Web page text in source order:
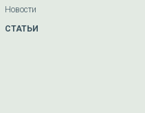
Новости
СТАТЬИ